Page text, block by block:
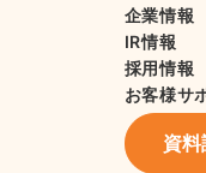
企業情報
IR情報
採用情報
お客様サ
資